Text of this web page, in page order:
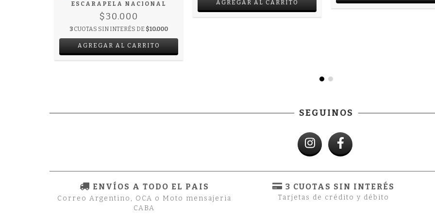
ESCARAPELA NACIONAL
$30.000
3 CUOTAS SIN INTERÉS DE $10.000
SEGUINOS
ENVÍOS A TODO EL PAIS
Correo Argentino, OCA o Moto mensajeria
CABA
3 CUOTAS SIN INTERÉS
Tarjetas de crédito y débito